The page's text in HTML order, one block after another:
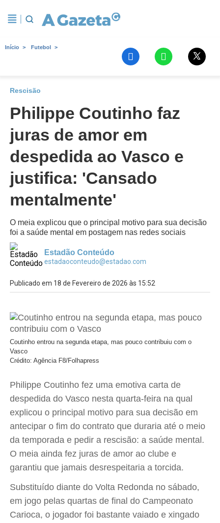
Início Futebol
Rescisão
Philippe Coutinho faz
juras de amor em
despedida ao Vasco e
justifica: 'Cansado
mentalmente'
O meia explicou que o principal motivo para sua decisão
foi a saúde mental em postagem nas redes sociais
Estadão Conteúdo
estadaoconteudo@estadao.com
Publicado em 18 de Fevereiro de 2026 às 15:52
Coutinho entrou na segunda etapa, mas pouco contribuiu com o
Vasco
Crédito: Agência F8/Folhapress
Philippe Coutinho fez uma emotiva carta de
despedida do Vasco nesta quarta-feira na qual
explicou o principal motivo para sua decisão em
antecipar o fim do contrato que duraria até o meio
da temporada e pedir a rescisão: a saúde mental.
O meia ainda fez juras de amor ao clube e
garantiu que jamais desrespeitaria a torcida.
Substituído diante do Volta Redonda no sábado,
em jogo pelas quartas de final do Campeonato
Carioca, o jogador foi bastante vaiado e xingado